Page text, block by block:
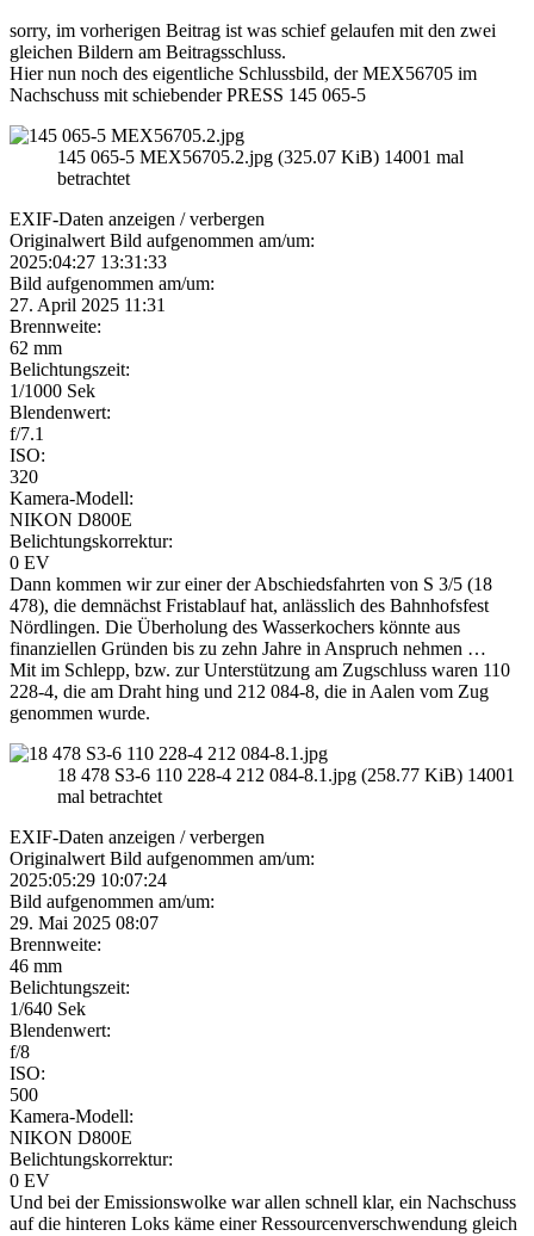
sorry, im vorherigen Beitrag ist was schief gelaufen mit den zwei
gleichen Bildern am Beitragsschluss.
Hier nun noch des eigentliche Schlussbild, der MEX56705 im
Nachschuss mit schiebender PRESS 145 065-5
145 065-5 MEX56705.2.jpg (325.07 KiB) 14001 mal
betrachtet
EXIF-Daten anzeigen / verbergen
Originalwert Bild aufgenommen am/um:
2025:04:27 13:31:33
Bild aufgenommen am/um:
27. April 2025 11:31
Brennweite:
62 mm
Belichtungszeit:
1/1000 Sek
Blendenwert:
f/7.1
ISO:
320
Kamera-Modell:
NIKON D800E
Belichtungskorrektur:
0 EV
Dann kommen wir zur einer der Abschiedsfahrten von S 3/5 (18
478), die demnächst Fristablauf hat, anlässlich des Bahnhofsfest
Nördlingen. Die Überholung des Wasserkochers könnte aus
finanziellen Gründen bis zu zehn Jahre in Anspruch nehmen …
Mit im Schlepp, bzw. zur Unterstützung am Zugschluss waren 110
228-4, die am Draht hing und 212 084-8, die in Aalen vom Zug
genommen wurde.
18 478 S3-6 110 228-4 212 084-8.1.jpg (258.77 KiB) 14001
mal betrachtet
EXIF-Daten anzeigen / verbergen
Originalwert Bild aufgenommen am/um:
2025:05:29 10:07:24
Bild aufgenommen am/um:
29. Mai 2025 08:07
Brennweite:
46 mm
Belichtungszeit:
1/640 Sek
Blendenwert:
f/8
ISO:
500
Kamera-Modell:
NIKON D800E
Belichtungskorrektur:
0 EV
Und bei der Emissionswolke war allen schnell klar, ein Nachschuss
auf die hinteren Loks käme einer Ressourcenverschwendung gleich